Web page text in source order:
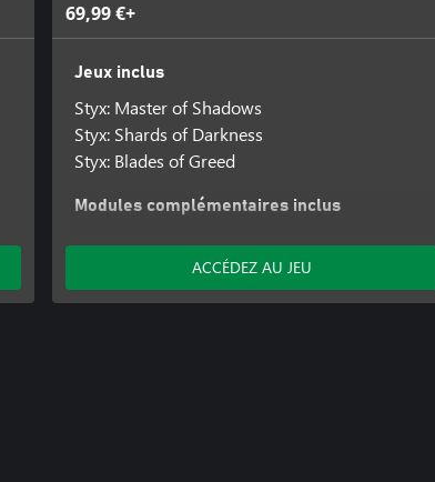
69,99 €+
Jeux inclus
Styx: Master of Shadows
Styx: Shards of Darkness
Styx: Blades of Greed
Modules complémentaires inclus
Set D'Akenash
Styx: Blades of Greed - Greedy Skin Pack
Styx: Blades of Greed - Legacy Skin Pack
ACCÉDEZ AU JEU